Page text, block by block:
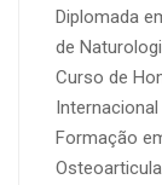
Diplomada
de
Curso de
Formação